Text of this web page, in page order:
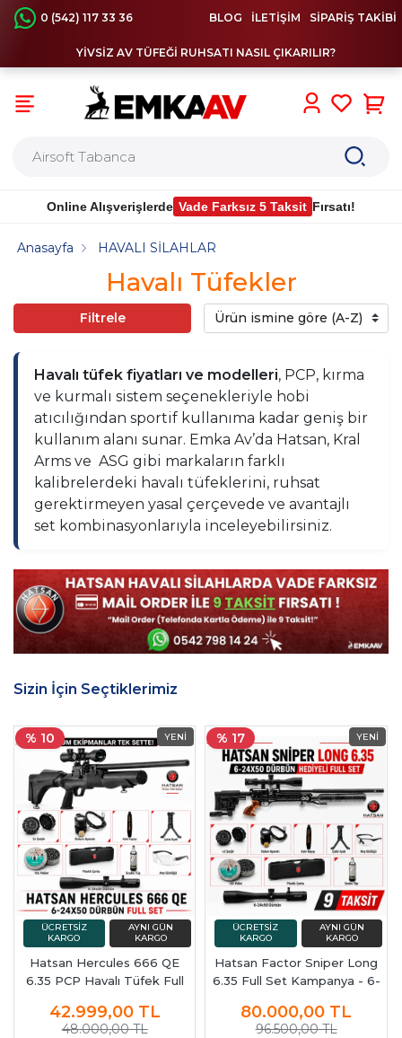
0 (542) 117 33 36 BLOG İLETİŞİM SİPARİŞ TAKİBİ
YİVSİZ AV TÜFEĞİ RUHSATI NASIL ÇIKARILIR?
Online Alışverişlerde Vade Farksız 5 Taksit Fırsatı!
Havalı Tüfekler
Anasayfa HAVALI SİLAHLAR
Filtrele
Havalı tüfek fiyatları ve modelleri, PCP, kırma
ve kurmalı sistem seçenekleriyle hobi
atıcılığından sportif kullanıma kadar geniş bir
kullanım alanı sunar. Emka Av’da Hatsan, Kral
Arms ve ASG gibi markaların farklı
kalibrelerdeki havalı tüfeklerini, ruhsat
gerektirmeyen yasal çerçevede ve avantajlı
set kombinasyonlarıyla inceleyebilirsiniz.
Sizin İçin Seçtiklerimiz
% 10
Hatsan Hercules 666 QE
6.35 PCP Havalı Tüfek Full
Dürbün
42.999,00 TL
48.000,00 TL
% 17
Hatsan Factor Sniper Long
6.35 Full Set Kampanya - 6-
80.000,00 TL
96.500,00 TL